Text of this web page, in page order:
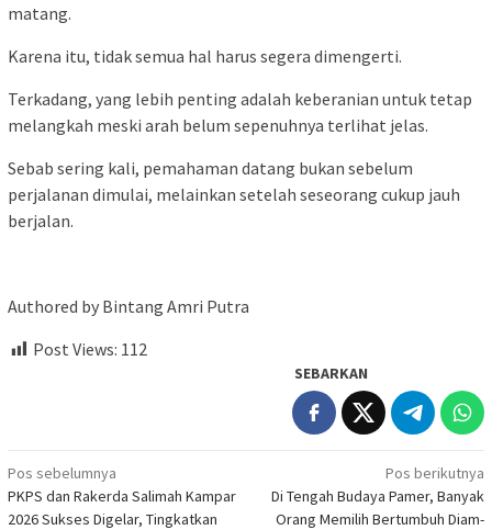
matang.
Karena itu, tidak semua hal harus segera dimengerti.
Terkadang, yang lebih penting adalah keberanian untuk tetap
melangkah meski arah belum sepenuhnya terlihat jelas.
Sebab sering kali, pemahaman datang bukan sebelum
perjalanan dimulai, melainkan setelah seseorang cukup jauh
berjalan.
Authored by Bintang Amri Putra
Post Views: 112
SEBARKAN
Navigasi
pos
Pos sebelumnya
PKPS dan Rakerda Salimah Kampar
2026 Sukses Digelar, Tingkatkan
Pos berikutnya
Di Tengah Budaya Pamer, Banyak
Orang Memilih Bertumbuh Diam-